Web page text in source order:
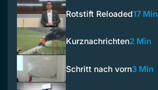
Rotstift Reloaded17 Min
Kurznachrichten2 Min
Schritt nach vorn3 Min